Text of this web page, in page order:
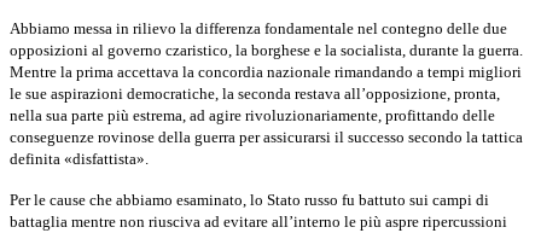
Abbiamo messa in rilievo la differenza fondamentale nel contegno delle due
opposizioni al governo czaristico, la borghese e la socialista, durante la guerra.
Mentre la prima accettava la concordia nazionale rimandando a tempi migliori
le sue aspirazioni democratiche, la seconda restava all’oppo­sizione, pronta,
nella sua parte più estrema, ad agire rivoluzionariamente, pro­fittando delle
conseguenze rovinose della guerra per assicurarsi il successo secondo la tattica
definita «disfattista».
Per le cause che abbiamo esaminato, lo Stato russo fu battuto sui campi di
battaglia mentre non riusciva ad evitare all’interno le più aspre riper­cussioni